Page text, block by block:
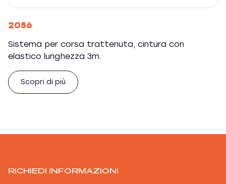
2056
Sistema per corsa trattenuta, cintura con
elastico lunghezza 3m.
Scopri di più
RICHIEDI INFORMAZIONI